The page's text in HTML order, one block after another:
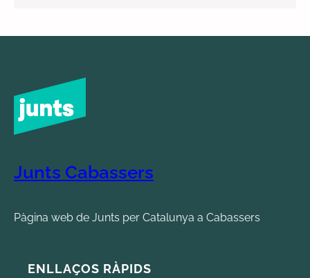
Junts Cabassers
Pàgina web de Junts per Catalunya a Cabassers
ENLLAÇOS RÀPIDS